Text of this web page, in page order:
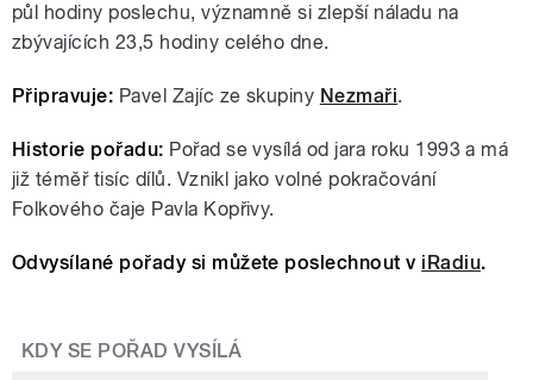
půl hodiny poslechu, významně si zlepší náladu na
zbývajících 23,5 hodiny celého dne.
Připravuje: Pavel Zajíc ze skupiny Nezmaři.
Historie pořadu: Pořad se vysílá od jara roku 1993 a má
již téměř tisíc dílů. Vznikl jako volné pokračování
Folkového čaje Pavla Kopřivy.
Odvysílané pořady si můžete poslechnout v iRadiu.
KDY SE POŘAD VYSÍLÁ